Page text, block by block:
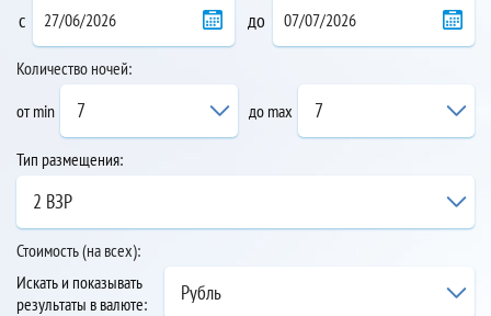
с до
Количество ночей:
от min
7 до max 7
Тип размещения:
2 ВЗР
Стоимость (на всех):
Искать и показывать
результаты в валюте:
Рубль